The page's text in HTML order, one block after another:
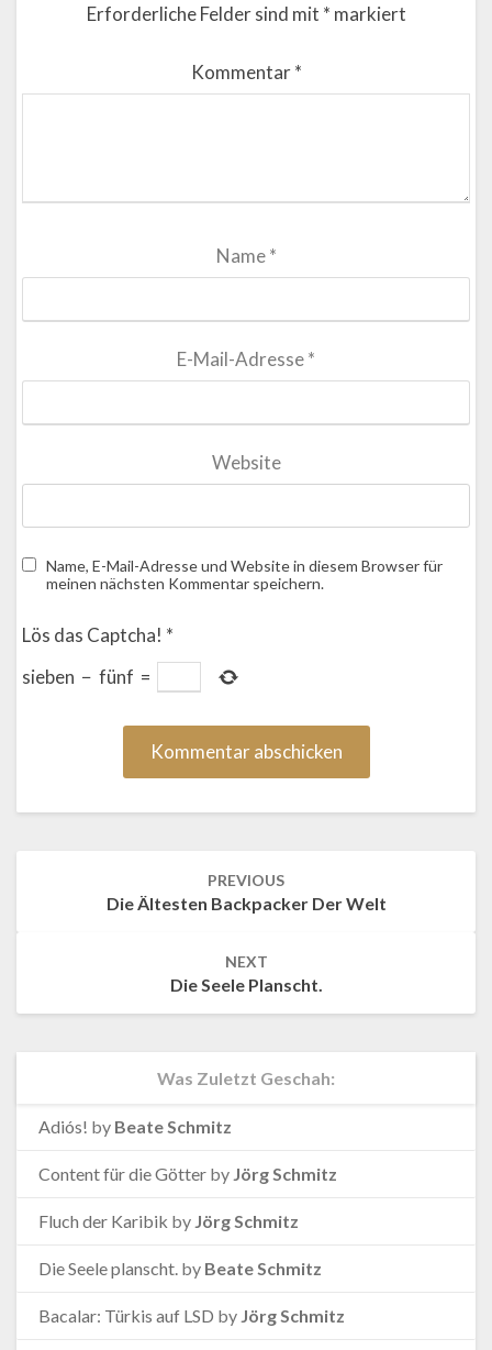
Erforderliche Felder sind mit * markiert
Kommentar*
Name*
E-Mail-Adresse*
Website
Name, E-Mail-Adresse und Website in diesem Browser für
meinen nächsten Kommentar speichern.
Lös das Captcha! *
sieben − fünf =
PREVIOUS
Die Ältesten Backpacker Der Welt
NEXT
Die Seele Planscht.
Was Zuletzt Geschah:
Adiós! by Beate Schmitz
Content für die Götter by Jörg Schmitz
Fluch der Karibik by Jörg Schmitz
Die Seele planscht. by Beate Schmitz
Bacalar: Türkis auf LSD by Jörg Schmitz